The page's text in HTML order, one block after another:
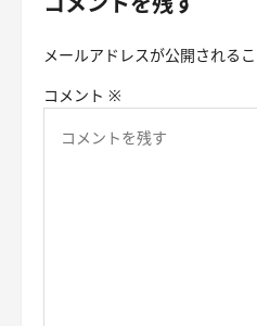
シ
メールアドレスが公開されるこ
コメント ※